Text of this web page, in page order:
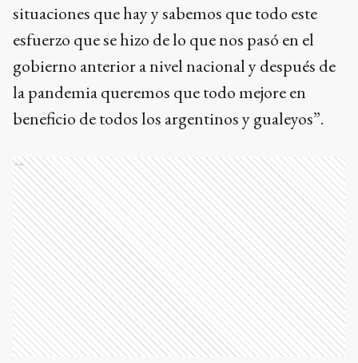
situaciones que hay y sabemos que todo este
esfuerzo que se hizo de lo que nos pasó en el
gobierno anterior a nivel nacional y después de
la pandemia queremos que todo mejore en
beneficio de todos los argentinos y gualeyos”.
Ads